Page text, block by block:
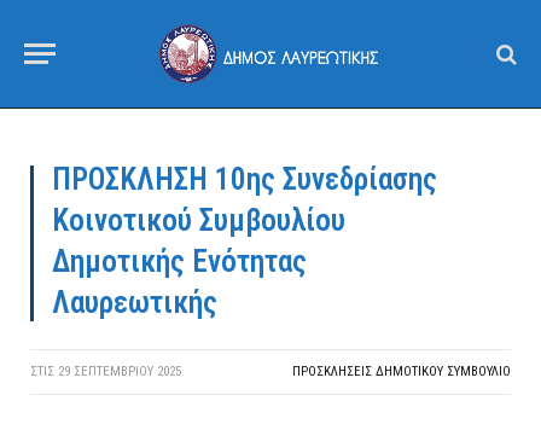
ΠΡΟΣΚΛΗΣΗ 10ης Συνεδρίασης
Κοινοτικού Συμβουλίου
Δημοτικής Ενότητας
Λαυρεωτικής
ΣΤΙΣ 29 ΣΕΠΤΕΜΒΡΊΟΥ 2025 ΠΡΟΣΚΛΉΣΕΙΣ ΔΗΜΟΤΙΚΟΎ ΣΥΜΒΟΎΛΙΟ